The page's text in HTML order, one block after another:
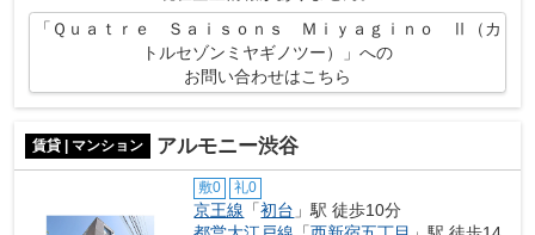
「Ｑｕａｔｒｅ Ｓａｉｓｏｎｓ Ｍｉｙａｇｉｎｏ Ⅱ（カ
トルセゾンミヤギノツー）」への
お問い合わせはこちら
賃貸 | マンション アルモニー渋谷
敷0 礼0
京王線 「初台 」駅 徒歩10分